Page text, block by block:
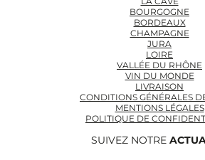
BOURGOGNE
BORDEAUX
CHAMPAGNE
JURA
LOIRE
VALLÉE DU RHÔNE
VIN DU MONDE
LIVRAISON
CONDITIONS GÉNÉRALES
MENTIONS LÉGALES
POLITIQUE DE
SUIVEZ NOTRE